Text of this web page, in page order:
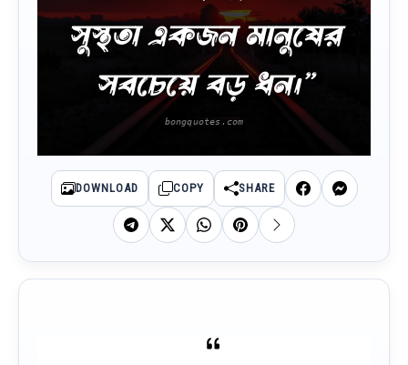
সুস্থতা একজন মানুষের
সবচেয়ে বড় ধন।”
DOWNLOAD COPY SHARE